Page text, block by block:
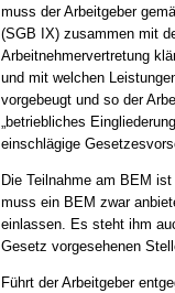
muss der Arbeitgeber
(SGB IX) zusammen mit
Arbeitnehmervertretung
und mit welchen
vorgebeugt und so der
„betriebliches
einschlägige
Die Teilnahme am BEM
muss ein BEM zwar
einlassen. Es steht ihm
Gesetz vorgesehenen
Führt der Arbeitgeber